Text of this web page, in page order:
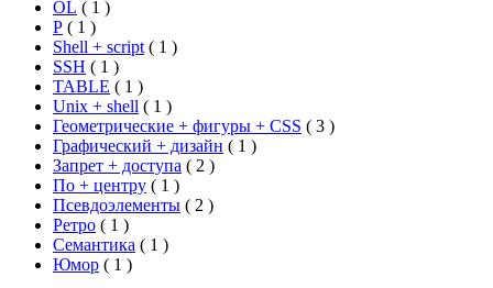
OL ( 1 )
P ( 1 )
Shell + script ( 1 )
SSH ( 1 )
TABLE ( 1 )
Unix + shell ( 1 )
Геометрические + фигуры + CSS ( 3 )
Графический + дизайн ( 1 )
Запрет + доступа ( 2 )
По + центру ( 1 )
Псевдоэлементы ( 2 )
Ретро ( 1 )
Семантика ( 1 )
Юмор ( 1 )